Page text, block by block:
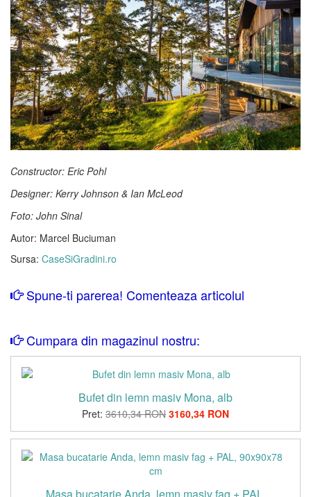
Constructor: Eric Pohl
Designer: Kerry Johnson & Ian McLeod
Foto: John Sinal
Autor: Marcel Buciuman
Sursa: CaseSiGradini.ro
Spune-ti parerea! Comenteaza articolul
Cumpara din magazinul nostru:
Bufet din lemn masiv Mona, alb
Pret: 3610,34 RON 3160,34 RON